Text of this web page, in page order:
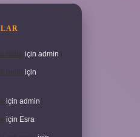
nedir için admin
nedir için
için admin
için Esra